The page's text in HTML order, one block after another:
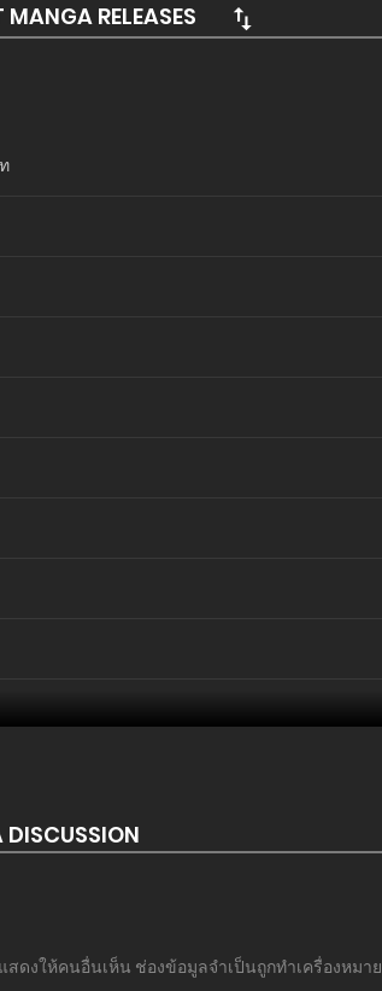
MANGA RELEASES
สดงให้คนอื่นเห็น ช่องข้อมูลจำเป็นถูกทำเครื่องหมาย